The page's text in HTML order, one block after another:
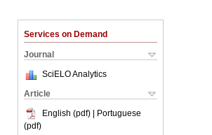
Services on Demand
Journal
SciELO Analytics
Article
English (pdf) | Portuguese
(pdf)